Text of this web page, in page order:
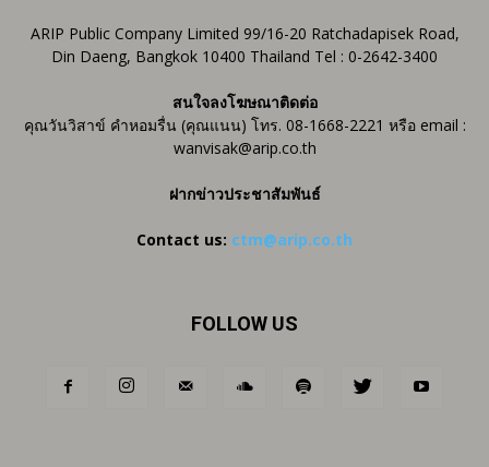
ARIP Public Company Limited 99/16-20 Ratchadapisek Road,
Din Daeng, Bangkok 10400 Thailand Tel : 0-2642-3400
สนใจลงโฆษณาติดต่อ
คุณวันวิสาข์ คำหอมรื่น (คุณแนน) โทร. 08-1668-2221 หรือ email :
wanvisak@arip.co.th
ฝากข่าวประชาสัมพันธ์
Contact us: ctm@arip.co.th
FOLLOW US